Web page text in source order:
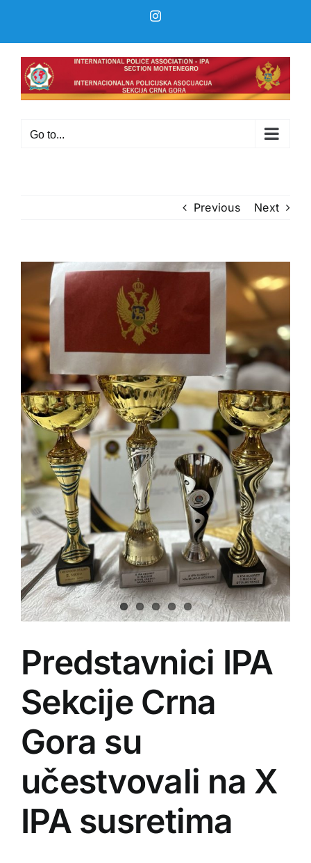
content
Instagram
Go to...
Previous Next
Larger
Image
Predstavnici IPA
Sekcije Crna
Gora su
učestvovali na X
IPA susretima